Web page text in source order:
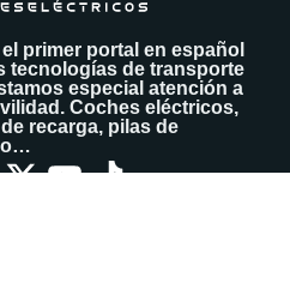
primer portal en español
tecnologías de transporte
especial atención a
Coches eléctricos,
recarga, pilas de